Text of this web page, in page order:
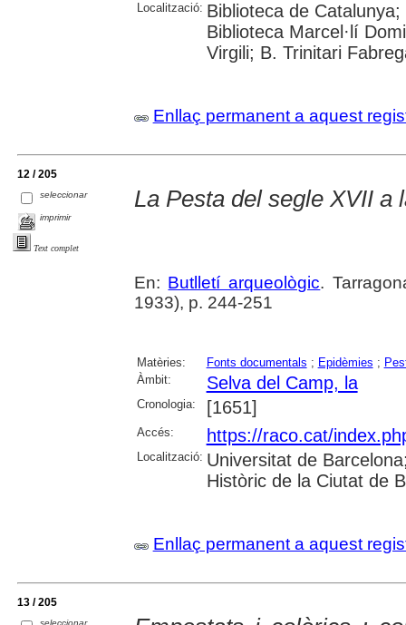
Localització: Biblioteca de
Biblioteca Marcel·lí
Virgili; B. Trinitari
Enllaç permanent a aquest
12 / 205
seleccionar
imprimir
Text complet
La Pesta del segle XVII a
En: Butlletí arqueològic.
1933), p. 244-251
Matèries: Fonts documentals ; Epidèmies ;
Àmbit:
Selva del Camp, la
Cronologia: [1651]
Accés: https://raco.cat/
Localització: Universitat de
Històric de la Ciutat de
Enllaç permanent a aquest
13 / 205
seleccionar